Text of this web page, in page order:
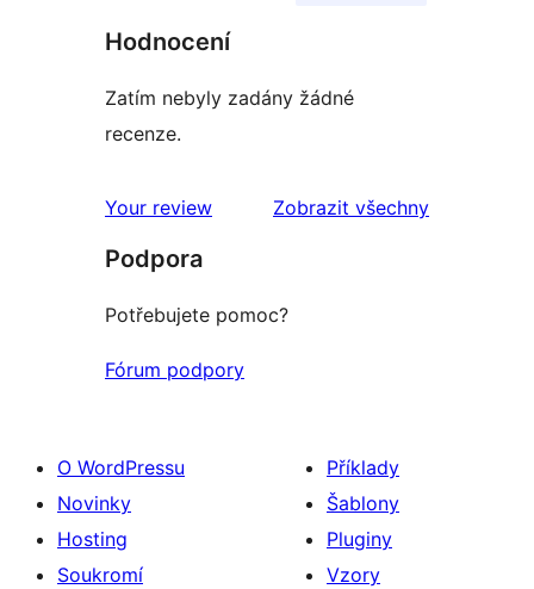
Hodnocení
Zatím nebyly zadány žádné
recenze.
Your review Zobrazit všechnyrecenze
Podpora
Potřebujete pomoc?
Fórum podpory
O WordPressu
Novinky
Hosting
Soukromí
Příklady
Šablony
Pluginy
Vzory